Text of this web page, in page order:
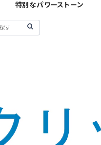
特別なパワーストーン